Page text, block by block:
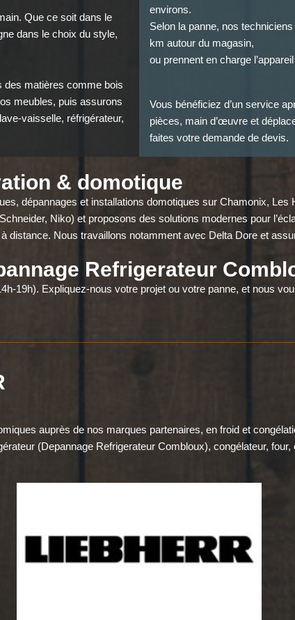
Que ce soit dans le
dans le choix du style,
des matières comme bois
meubles, puis assurons
vaisselle, réfrigérateur,
environs.
Selon la panne, nos
km autour du magasin,
ou prennent en charge
Vous bénéficiez d’un service
pièces, main d’œuvre et
faites votre demande de devis.
& domotique
dépannages et installations domotiques sur Chamonix,
Niko) et proposons des solutions modernes pour
distance. Nous travaillons notamment avec Delta Dore et
Refrigerateur
19h). Expliquez-nous votre projet ou votre panne, et nous
auprès de nos marques partenaires, en froid et
(Depannage Refrigerateur Combloux), congélateur,